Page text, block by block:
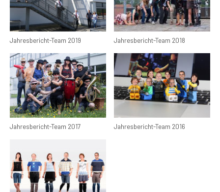
Jahresbericht-Team 2019 Jahresbericht-Team 2018
Jahresbericht-Team 2017 Jahresbericht-Team 2016